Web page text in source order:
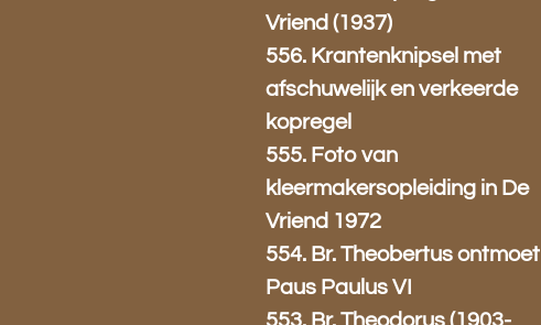
Vriend (1937)
556. Krantenknipsel met
afschuwelijk en verkeerde
kopregel
555. Foto van
kleermakersopleiding in De
Vriend 1972
554. Br. Theobertus ontmoet
Paus Paulus VI
553. Br. Theodorus (1903-